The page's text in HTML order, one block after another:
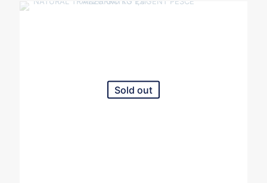
Sold out